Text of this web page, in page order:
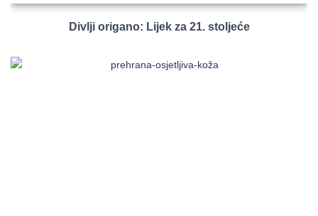
Divlji origano: Lijek za 21. stoljeće